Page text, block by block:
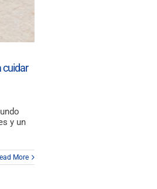
cuidar
y un
More